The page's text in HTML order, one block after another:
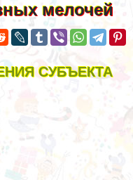
мелочей
СУБЪЕКТА